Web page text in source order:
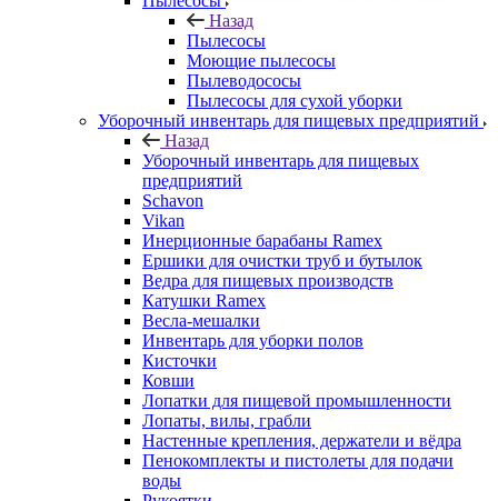
Назад
Пылесосы
Моющие пылесосы
Пылеводососы
Пылесосы для сухой уборки
Уборочный инвентарь для пищевых предприятий
Назад
Уборочный инвентарь для пищевых
предприятий
Schavon
Vikan
Инерционные барабаны Ramex
Ершики для очистки труб и бутылок
Ведра для пищевых производств
Катушки Ramex
Весла-мешалки
Инвентарь для уборки полов
Кисточки
Ковши
Лопатки для пищевой промышленности
Лопаты, вилы, грабли
Настенные крепления, держатели и вёдра
Пенокомплекты и пистолеты для подачи
воды